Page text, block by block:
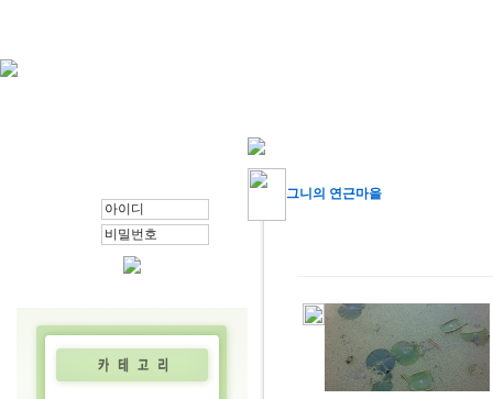
그니의 연근마을